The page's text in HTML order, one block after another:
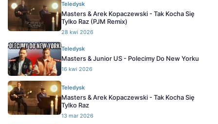
Teledysk
Masters & Arek Kopaczewski - Tak Kocha Się
Tylko Raz (PJM Remix)
28 kwi 2026
Teledysk
Masters & Junior US - Polecimy Do New Yorku
16 kwi 2026
Teledysk
Masters & Arek Kopaczewski - Tak Kocha Się
Tylko Raz
13 mar 2026